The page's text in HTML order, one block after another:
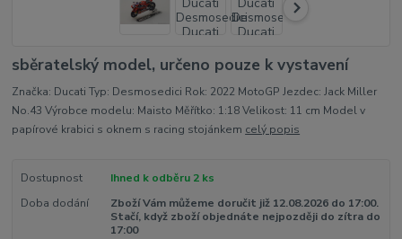
sběratelský model, určeno pouze k vystavení
Značka: Ducati Typ: Desmosedici Rok: 2022 MotoGP Jezdec: Jack Miller
No.43 Výrobce modelu: Maisto Měřítko: 1:18 Velikost: 11 cm Model v
papírové krabici s oknem s racing stojánkem celý popis
Dostupnost
Ihned k odběru 2 ks
Doba dodání
Zboží Vám můžeme doručit již 12.08.2026 do 17:00.
Stačí, když zboží objednáte nejpozději do zítra do
17:00